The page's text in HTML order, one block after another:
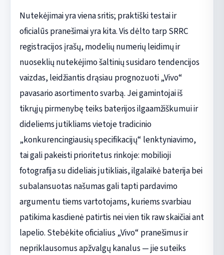
Nutekėjimai yra viena sritis; praktiški testai ir
oficialūs pranešimai yra kita. Vis dėlto tarp SRRC
registracijos įrašų, modelių numerių leidimų ir
nuoseklių nutekėjimo šaltinių susidaro tendencijos
vaizdas, leidžiantis drąsiau prognozuoti „Vivo“
pavasario asortimento svarbą. Jei gamintojai iš
tikrųjų pirmenybę teiks baterijos ilgaamžiškumui ir
dideliems jutikliams vietoje tradicinio
„konkurencingiausių specifikacijų“ lenktyniavimo,
tai gali pakeisti prioritetus rinkoje: mobilioji
fotografija su dideliais jutikliais, ilgalaikė baterija bei
subalansuotas našumas gali tapti pardavimo
argumentu tiems vartotojams, kuriems svarbiau
patikima kasdienė patirtis nei vien tik raw skaičiai ant
lapelio. Stebėkite oficialius „Vivo“ pranešimus ir
nepriklausomus apžvalgų kanalus — jie suteiks